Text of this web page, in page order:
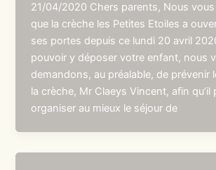
21/04/2020 Chers parents, Nous
que la crèche les Petites Etoiles a
ses portes depuis ce lundi 20 avril
pouvoir y déposer votre enfant, nous
demandons, au préalable, de prévenir
la crèche, Mr Claeys Vincent, afin qu’il
organiser au mieux le séjour de